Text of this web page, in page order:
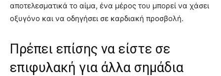
αποτελεσματικά το αίμα, ένα μέρος του μπορεί να χάσει
οξυγόνο και να οδηγήσει σε καρδιακή προσβολή.
Πρέπει επίσης να είστε σε
επιφυλακή για άλλα σημάδια